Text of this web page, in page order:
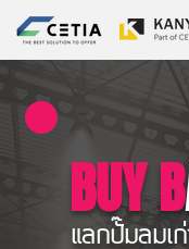
แลกปั๊มลมเ
BUY B